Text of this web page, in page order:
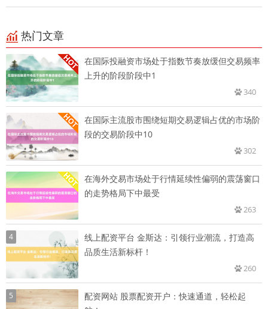
热门文章
在国际投融资市场处于指数节奏放缓但交易频率
上升的阶段阶段中1
340
在国际主流股市围绕短期交易逻辑占优的市场阶
段的交易阶段中10
302
在海外交易市场处于行情延续性偏弱的震荡窗口
的走势格局下中最受
263
4
线上配资平台 金斯达：引领行业潮流，打造高
品质生活新标杆！
260
5
配资网站 股票配资开户：快速通道，轻松起